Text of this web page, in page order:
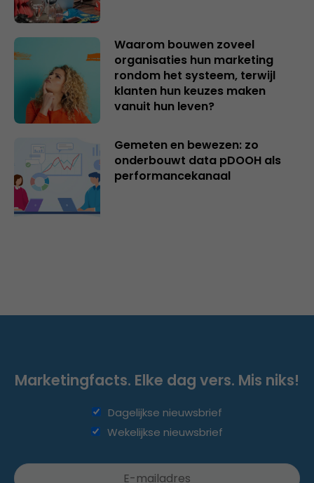
Waarom bouwen zoveel
organisaties hun marketing
rondom het systeem, terwijl
klanten hun keuzes maken
vanuit hun leven?
Gemeten en bewezen: zo
onderbouwt data pDOOH als
performancekanaal
Marketingfacts. Elke dag vers. Mis niks!
Dagelijkse nieuwsbrief
Wekelijkse nieuwsbrief